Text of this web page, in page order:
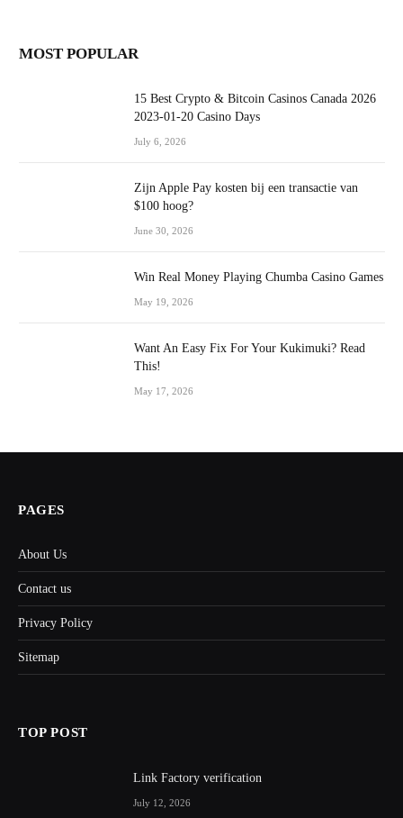
MOST POPULAR
15 Best Crypto & Bitcoin Casinos Canada 2026
2023-01-20 Casino Days
July 6, 2026
Zijn Apple Pay kosten bij een transactie van
$100 hoog?
June 30, 2026
Win Real Money Playing Chumba Casino Games
May 19, 2026
Want An Easy Fix For Your Kukimuki? Read
This!
May 17, 2026
PAGES
About Us
Contact us
Privacy Policy
Sitemap
TOP POST
Link Factory verification
July 12, 2026